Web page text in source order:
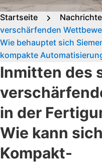
Startseite
verschärfenden
Wie behauptet sich
kompakte
Inmitten des
in der
Wie kann
Kompakt-